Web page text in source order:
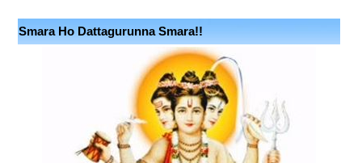
Smara Ho Dattagurunna Smara!!